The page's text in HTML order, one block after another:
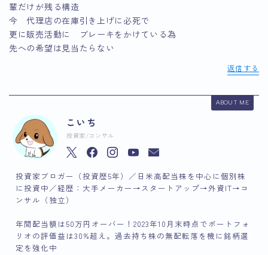
輩だけが残る構造
今 代理店の在庫引き上げに必死で
更に販売活動に ブレーキをかけている為
先への希望は見当たらない
返信する
ABOUT ME
こいち
投資家/コンサル
投資家ブロガー（投資歴5年）／日米高配当株を中心に個別株
に投資中／経歴：大手メーカー→スタートアップ→外資IT→コ
ンサル（独立）
年間配当額は50万円オーバー！2023年10月末時点でポートフォ
リオの評価益は30%超え。過去持ち株の無配転落を機に銘柄選
定を強化中